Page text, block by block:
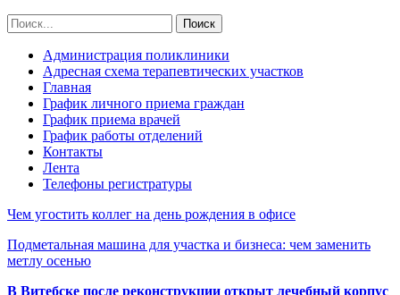
Администрация поликлиники
Адресная схема терапевтических участков
Главная
График личного приема граждан
График приема врачей
График работы отделений
Контакты
Лента
Телефоны регистратуры
Чем угостить коллег на день рождения в офисе
Подметальная машина для участка и бизнеса: чем заменить
метлу осенью
В Витебске после реконструкции открыт лечебный корпус